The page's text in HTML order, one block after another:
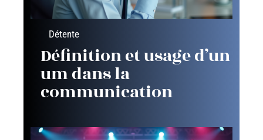
Détente
Définition et usage d’un
um dans la
communication